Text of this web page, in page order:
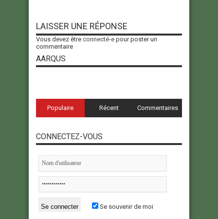
LAISSER UNE RÉPONSE
Vous devez être connecté-e pour poster un
commentaire
AARQUS
Populaire Récent Commentaires
CONNECTEZ-VOUS
Se souvenir de moi